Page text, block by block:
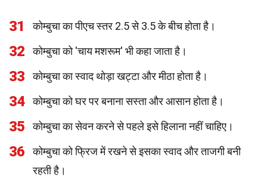
31 कोम्बुचा का पीएच स्तर 2.5 से 3.5 के बीच होता है।
32 कोम्बुचा को 'चाय मशरूम' भी कहा जाता है।
33 कोम्बुचा का स्वाद थोड़ा खट्टा और मीठा होता है।
34 कोम्बुचा को घर पर बनाना सस्ता और आसान होता है।
35 कोम्बुचा का सेवन करने से पहले इसे हिलाना नहीं चाहिए।
36
कोम्बुचा को फ्रिज में रखने से इसका स्वाद और ताजगी बनी
रहती है।